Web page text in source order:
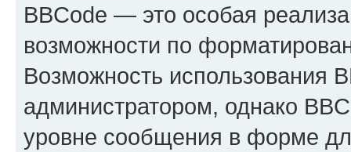
BBCode — это особая
возможности по
Возможность использования
администратором, однако
уровне сообщения в форме